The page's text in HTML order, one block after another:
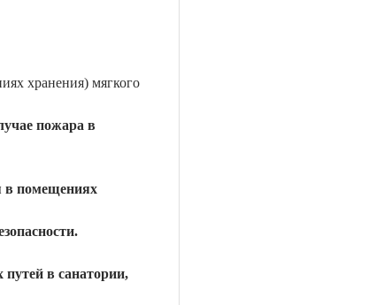
хранения) мягкого
пожара в
в помещениях
в санатории,